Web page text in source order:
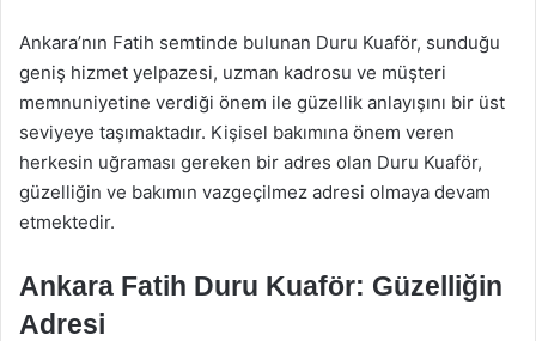
Ankara’nın Fatih semtinde bulunan Duru Kuaför, sunduğu
geniş hizmet yelpazesi, uzman kadrosu ve müşteri
memnuniyetine verdiği önem ile güzellik anlayışını bir üst
seviyeye taşımaktadır. Kişisel bakımına önem veren
herkesin uğraması gereken bir adres olan Duru Kuaför,
güzelliğin ve bakımın vazgeçilmez adresi olmaya devam
etmektedir.
Ankara Fatih Duru Kuaför: Güzelliğin
Adresi